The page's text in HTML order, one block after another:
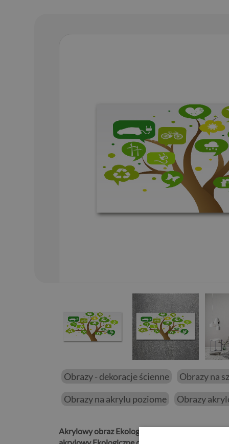
01 / 12
Obrazy - dekoracje ścienne
Obrazy na
Obrazy na akrylu poziome
Obrazy
Akrylowy obraz Ekologiczne drzewo pasuje do